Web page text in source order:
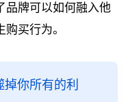
品牌可以如何融入他
买行为。
你所有的利